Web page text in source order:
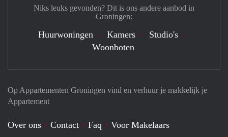
Op Appartementen Groningen vind en verhuur je makkelijk je
Appartement
Over ons Contact Faq
Voor Makelaars
Niks leuks gevonden? Dit is ons andere aanbod in
Groningen:
Huurwoningen Kamers
Studio's
Woonboten